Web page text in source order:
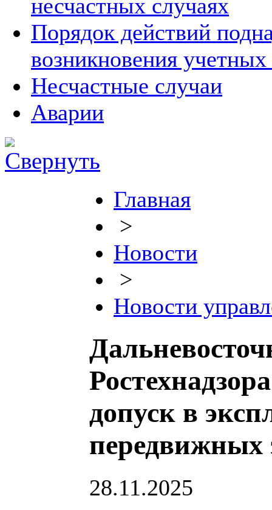
несчастных случаях
Порядок действий
возникновения
Несчастные случаи
Аварии
Главная
>
Новости
>
Новости
допуск в
передвижных
28.11.2025